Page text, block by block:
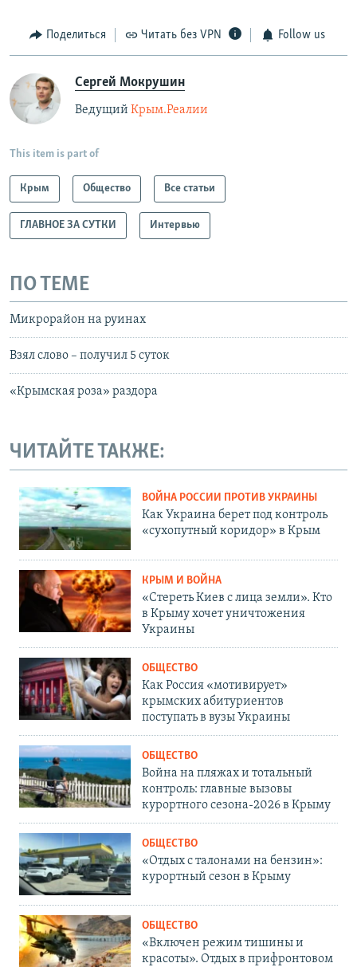
Поделиться Читать без VPN Follow us
Сергей Мокрушин
Ведущий Крым.Реалии
This item is part of
Крым Общество Все статьи
ГЛАВНОЕ ЗА СУТКИ Интервью
ПО ТЕМЕ
Микрорайон на руинах
Взял слово – получил 5 суток
«Крымская роза» раздора
ЧИТАЙТЕ ТАКЖЕ:
ВОЙНА РОССИИ ПРОТИВ УКРАИНЫ
Как Украина берет под контроль
«сухопутный коридор» в Крым
КРЫМ И ВОЙНА
«Стереть Киев с лица земли». Кто
в Крыму хочет уничтожения
Украины
ОБЩЕСТВО
Как Россия «мотивирует»
крымских абитуриентов
поступать в вузы Украины
ОБЩЕСТВО
Война на пляжах и тотальный
контроль: главные вызовы
курортного сезона-2026 в Крыму
ОБЩЕСТВО
«Отдых с талонами на бензин»:
курортный сезон в Крыму
ОБЩЕСТВО
«Включен режим тишины и
красоты». Отдых в прифронтовом